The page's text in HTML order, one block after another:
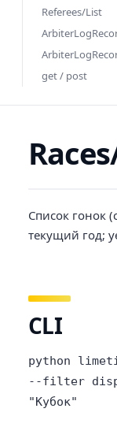
Referees/List
get / post
Список гонок
текущий год;
CLI
python
--filter
"Кубок"